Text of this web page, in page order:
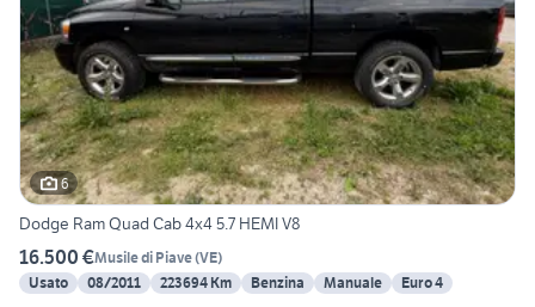
6
Dodge Ram Quad Cab 4x4 5.7 HEMI V8
16.500 €Musile di Piave(VE)
Usato
08/2011 223694 Km Benzina Manuale
Euro 4